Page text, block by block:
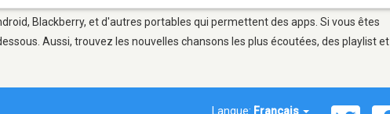
Blackberry, et d'autres portables qui permettent des apps. Si vous êtes
Aussi, trouvez les nouvelles chansons les plus écoutées, des playlist et
Langue: Français